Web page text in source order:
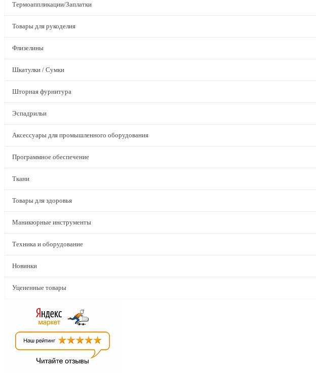
Термоаппликации/Заплатки
Товары для рукоделия
Флизелины
Шкатулки / Сумки
Шторная фурнитура
Эспадрильи
Аксессуары для промышленного оборудования
Программное обеспечение
Ткани
Товары для здоровья
Маникюрные инструменты
Техника и оборудование
Новинки
Уцененные товары